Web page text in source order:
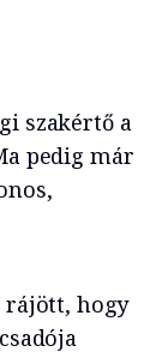
szakértő a
pedig már
rájött, hogy